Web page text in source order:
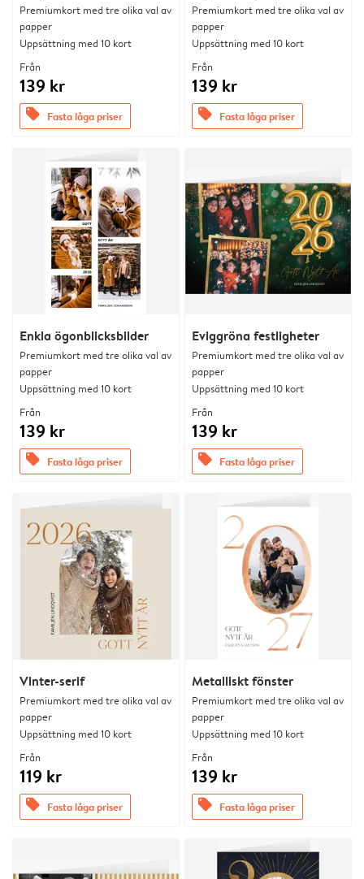
Premiumkort med tre olika val av
papper
Uppsättning med 10 kort
Från
139 kr
offers Fasta låga priser
Premiumkort med tre olika val av
papper
Uppsättning med 10 kort
Från
139 kr
offers Fasta låga priser
Enkla ögonblicksbilder
Premiumkort med tre olika val av
papper
Uppsättning med 10 kort
Från
139 kr
offers Fasta låga priser
Eviggröna festligheter
Premiumkort med tre olika val av
papper
Uppsättning med 10 kort
Från
139 kr
offers Fasta låga priser
Vinter-serif
Premiumkort med tre olika val av
papper
Uppsättning med 10 kort
Från
119 kr
offers Fasta låga priser
Metalliskt fönster
Premiumkort med tre olika val av
papper
Uppsättning med 10 kort
Från
139 kr
offers Fasta låga priser